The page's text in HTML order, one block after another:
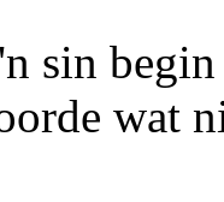
sin
wat